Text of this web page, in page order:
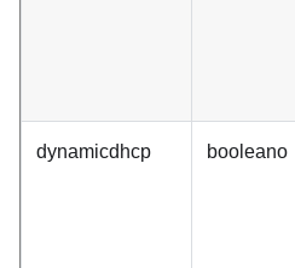
dynamicdhcp booleano